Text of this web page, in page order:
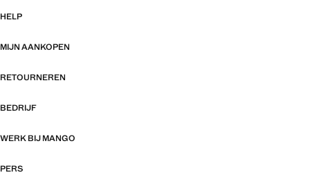
HELP
MIJN AANKOPEN
RETOURNEREN
BEDRIJF
WERK BIJ MANGO
PERS